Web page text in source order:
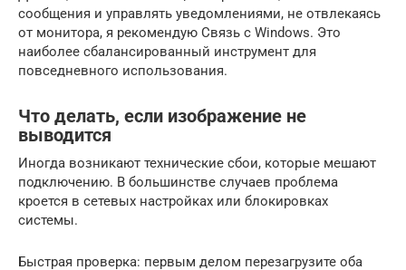
сообщения и управлять уведомлениями, не отвлекаясь
от монитора, я рекомендую Связь с Windows. Это
наиболее сбалансированный инструмент для
повседневного использования.
Что делать, если изображение не
выводится
Иногда возникают технические сбои, которые мешают
подключению. В большинстве случаев проблема
кроется в сетевых настройках или блокировках
системы.
Быстрая проверка: первым делом перезагрузите оба